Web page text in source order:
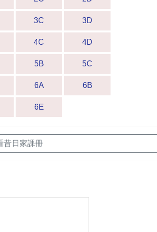
3C 3D
4C 4D
5B 5C
6A 6B
6E
昔日家課冊